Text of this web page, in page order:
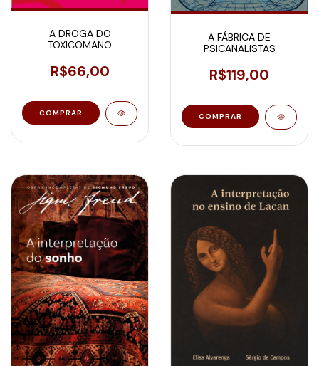
A DROGA DO
TOXICOMANO
R$66,00
A FÁBRICA DE
PSICANALISTAS
R$119,00